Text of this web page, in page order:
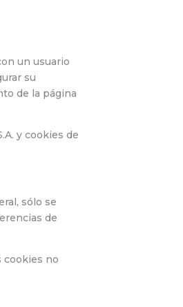
un usuario
su
de la página
y cookies de
sólo se
de
cookies no